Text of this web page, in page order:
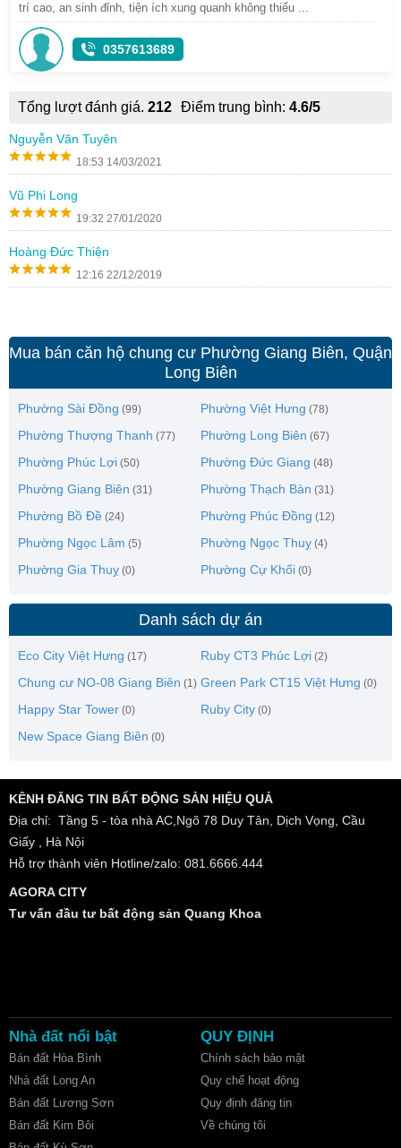
trí cao, an sinh đỉnh, tiện ích xung quanh không thiếu ...
0357613689
Tổng lượt đánh giá. 212 Điểm trung bình: 4.6/5
Nguyễn Văn Tuyên
18:53 14/03/2021
Vũ Phi Long
19:32 27/01/2020
Hoàng Đức Thiện
12:16 22/12/2019
Mua bán căn hộ chung cư Phường Giang Biên, Quận
Long Biên
Phường Sài Đồng (99) Phường Việt Hưng (78)
Phường Thượng Thanh (77) Phường Long Biên (67)
Phường Phúc Lợi (50) Phường Đức Giang (48)
Phường Giang Biên (31) Phường Thạch Bàn (31)
Phường Bồ Đề (24) Phường Phúc Đồng (12)
Phường Ngọc Lâm (5) Phường Ngọc Thuỵ (4)
Phường Gia Thuỵ (0) Phường Cự Khối (0)
Danh sách dự án
Eco City Việt Hưng (17) Ruby CT3 Phúc Lợi (2)
Chung cư NO-08 Giang Biên (1) Green Park CT15 Việt Hưng (0)
Happy Star Tower (0) Ruby City (0)
New Space Giang Biên (0)
KÊNH ĐĂNG TIN BẤT ĐỘNG SẢN HIỆU QUẢ
Địa chỉ: Tầng 5 - tòa nhà AC,Ngõ 78 Duy Tân, Dịch Vọng, Cầu
Giấy , Hà Nội
Hỗ trợ thành viên Hotline/zalo: 081.6666.444
AGORA CITY
Tư vấn đầu tư bất động sản Quang Khoa
Nhà đất nổi bật
Bán đất Hòa Bình
Nhà đất Long An
Bán đất Lương Sơn
Bán đất Kim Bôi
QUY ĐỊNH
Chính sách bảo mật
Quy chế hoạt động
Quy định đăng tin
Về chúng tôi